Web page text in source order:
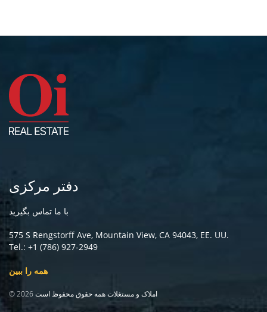
دفتر مرکزی
با ما تماس بگیرید
575 S Rengstorff Ave, Mountain View, CA 94043, EE. UU.
Tel.: +1 (786) 927-2949
همه را ببین
© 2026 املاک و مستغلات همه حقوق محفوظ است